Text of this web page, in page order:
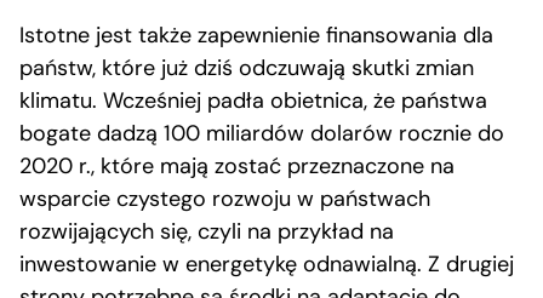
Istotne jest także zapewnienie finansowania dla
państw, które już dziś odczuwają skutki zmian
klimatu. Wcześniej padła obietnica, że państwa
bogate dadzą 100 miliardów dolarów rocznie do
2020 r., które mają zostać przeznaczone na
wsparcie czystego rozwoju w państwach
rozwijających się, czyli na przykład na
inwestowanie w energetykę odnawialną. Z drugiej